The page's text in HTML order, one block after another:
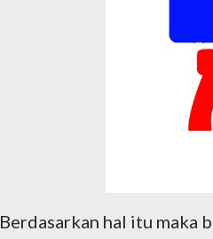
Berdasarkan hal itu maka